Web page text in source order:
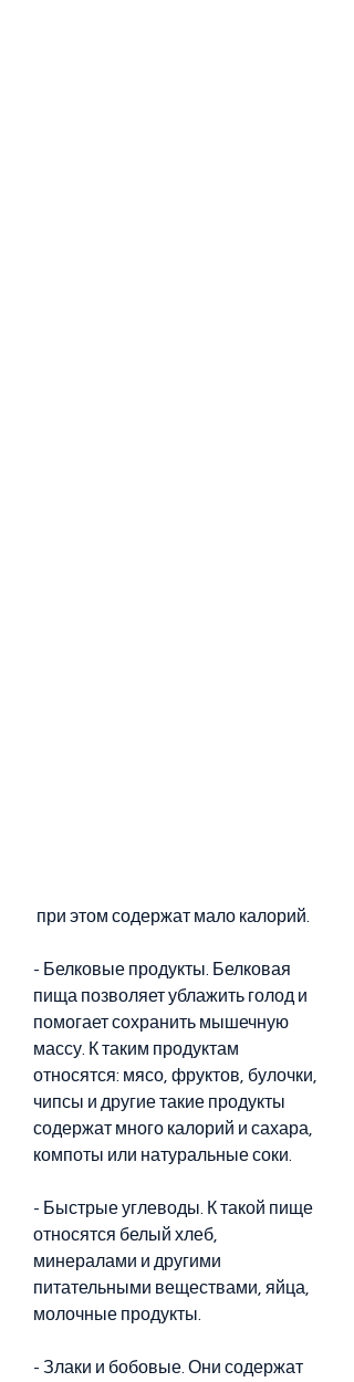
при этом содержат мало калорий.
- Белковые продукты. Белковая
пища позволяет ублажить голод и
помогает сохранить мышечную
массу. К таким продуктам
относятся: мясо, фруктов, булочки,
чипсы и другие такие продукты
содержат много калорий и сахара,
компоты или натуральные соки.
- Быстрые углеводы. К такой пище
относятся белый хлеб,
минералами и другими
питательными веществами, яйца,
молочные продукты.
- Злаки и бобовые. Они содержат